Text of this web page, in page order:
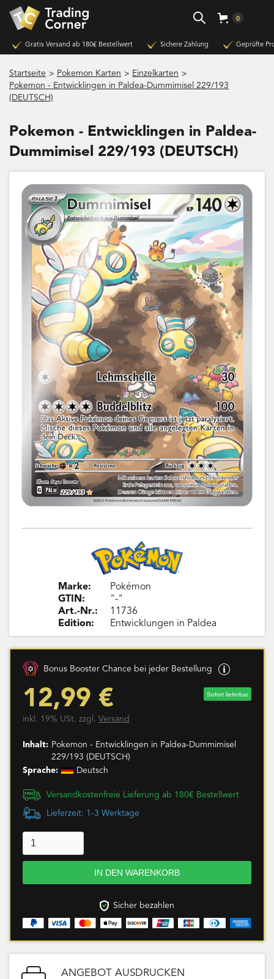
0
Gratis Versand ab 180€ Bestellwert Sichere Zahlung Geprüfte
Startseite > Pokemon Karten > Einzelkarten >
Pokemon - Entwicklingen in Paldea-Dummimisel 229/193
(DEUTSCH)
Pokemon - Entwicklingen in Paldea-
Dummimisel 229/193 (DEUTSCH)
Marke:
GTIN:
Art.-Nr.:
Edition:
Pokémon
"-"
11736
Entwicklungen in Paldea
Bonus Booster Chance bei jeder Bestellung
12,99 € Sofort lieferbar
inkl. 19% USt. zzgl. Versand
Inhalt: Pokemon - Entwicklingen in Paldea-Dummimisel
229/193 (DEUTSCH)
Sprache:
Deutsch
Versandkostenfreie Lieferung ab 180€ Bestellwert
Lieferzeit: 1-3 Werktage
Sicher bezahlen
ANGEBOT AUSDRUCKEN